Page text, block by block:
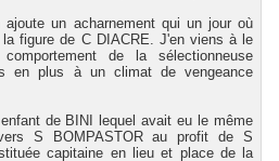
ajoute un acharnement qui un jour où
la figure de C DIACRE. J'en viens à le
de la sélectionneuse
en plus à un climat de vengeance
de BINI lequel avait eu le même
S BOMPASTOR au profit de S
capitaine en lieu et place de la